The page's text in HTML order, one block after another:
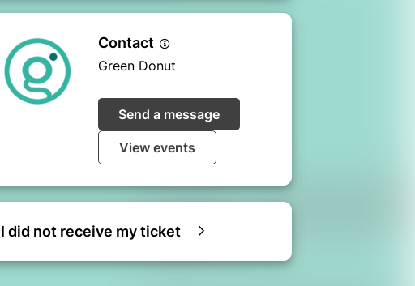
Contact
Green Donut
Send a message
View events
I did not receive my ticket